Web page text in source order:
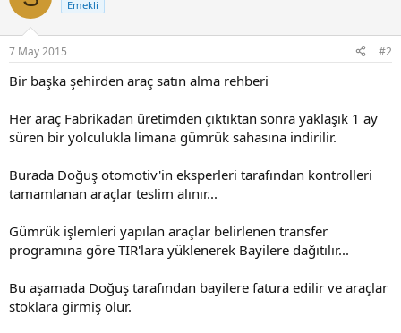
Emekli
7 May 2015 #2
Bir başka şehirden araç satın alma rehberi
Her araç Fabrikadan üretimden çıktıktan sonra yaklaşık 1 ay
süren bir yolculukla limana gümrük sahasına indirilir.
Burada Doğuş otomotiv'in eksperleri tarafından kontrolleri
tamamlanan araçlar teslim alınır...
Gümrük işlemleri yapılan araçlar belirlenen transfer
programına göre TIR'lara yüklenerek Bayilere dağıtılır...
Bu aşamada Doğuş tarafından bayilere fatura edilir ve araçlar
stoklara girmiş olur.